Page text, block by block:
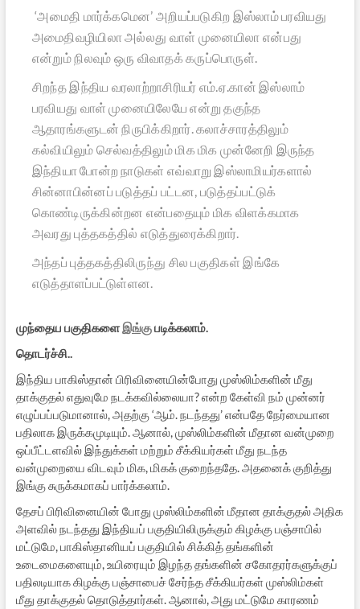
‘அமைதி மார்க்கமென’ அறியப்படுகிற இஸ்லாம் பரவியது
அமைதிவழியிலா அல்லது வாள் முனையிலா என்பது
என்றும் நிலவும் ஒரு விவாதக் கருப்பொருள்.
சிறந்த இந்திய வரலாற்றாசிரியர் எம்.ஏ.கான் இஸ்லாம்
பரவியது வாள் முனையிலேயே என்று தகுந்த
ஆதாரங்களுடன் நிருபிக்கிறார். கலாச்சாரத்திலும்
கல்வியிலும் செல்வத்திலும் மிக மிக முன்னேறி இருந்த
இந்தியா போன்ற நாடுகள் எவ்வாறு இஸ்லாமியர்களால்
சின்னாபின்னப் படுத்தப் பட்டன, படுத்தப்பட்டுக்
கொண்டிருக்கின்றன என்பதையும் மிக விளக்கமாக
அவரது புத்தகத்தில் எடுத்துரைக்கிறார்.
அந்தப் புத்தகத்திலிருந்து சில பகுதிகள் இங்கே
எடுத்தாளப்பட்டுள்ளன.
முந்தைய பகுதிகளைஇங்குபடிக்கலாம்.
தொடர்ச்சி..
இந்திய பாகிஸ்தான் பிரிவினையின்போது முஸ்லிம்களின் மீது
தாக்குதல் எதுவுமே நடக்கவில்லையா? என்ற கேள்வி நம் முன்னர்
எழுப்பப்படுமானால், அதற்கு ‘ஆம். நடந்தது’ என்பதே நேர்மையான
பதிலாக இருக்கமுடியும். ஆனால், முஸ்லிம்களின் மீதான வன்முறை
ஒப்பீட்டளவில் இந்துக்கள் மற்றும் சீக்கியர்கள் மீது நடந்த
வன்முறையை விடவும் மிக, மிகக் குறைந்ததே. அதனைக் குறித்து
இங்கு சுருக்கமாகப் பார்க்கலாம்.
தேசப் பிரிவினையின் போது முஸ்லிம்களின் மீதான தாக்குதல் அதிக
அளவில் நடந்தது இந்தியப் பகுதியிலிருக்கும் கிழக்கு பஞ்சாபில்
மட்டுமே, பாகிஸ்தானியப் பகுதியில் சிக்கித் தங்களின்
உடைமைகளையும், உயிரையும் இழந்த தங்களின் சகோதரர்களுக்குப்
பதிலடியாக கிழக்கு பஞ்சாபைச் சேர்ந்த சீக்கியர்கள் முஸ்லிம்கள்
மீது தாக்குதல் தொடுத்தார்கள். ஆனால், அது மட்டுமே காரணம்